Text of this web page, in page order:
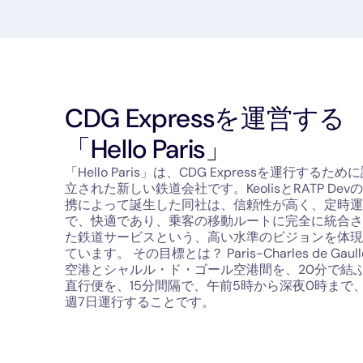
CDG Expressを運営する
「Hello Paris」
「Hello Paris」は、CDG Expressを運行するため
立された新しい鉄道会社です。KeolisとRATP Dev
携によって誕生した同社は、信頼性が高く、定時
で、快適であり、乗客の移動ルートに完全に統合
た鉄道サービスという、高い水準のビジョンを体
ています。 その目標とは？ Paris-Charles de
空港とシャルル・ド・ゴール空港間を、20分で結
直行便を、15分間隔で、午前5時から深夜0時まで、
週7日運行することです。